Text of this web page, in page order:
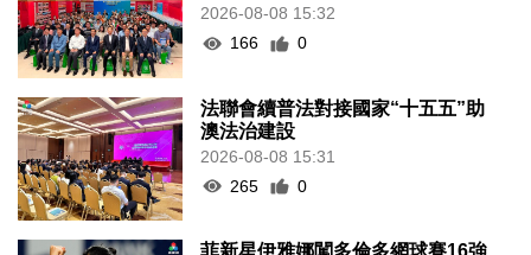
2026-08-08 15:32
166
0
法聯會續普法對接國家“十五五”助
澳法治建設
2026-08-08 15:31
265
0